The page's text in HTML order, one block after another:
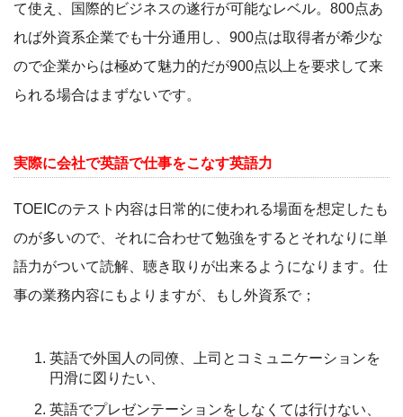
て使え、国際的ビジネスの遂行が可能なレベル。800点あ
れば外資系企業でも十分通用し、900点は取得者が希少な
ので企業からは極めて魅力的だが900点以上を要求して来
られる場合はまずないです。
実際に会社で英語で仕事をこなす英語力
TOEICのテスト内容は日常的に使われる場面を想定したも
のが多いので、それに合わせて勉強をするとそれなりに単
語力がついて読解、聴き取りが出来るようになります。仕
事の業務内容にもよりますが、もし外資系で；
英語で外国人の同僚、上司とコミュニケーションを
円滑に図りたい、
英語でプレゼンテーションをしなくては行けない、